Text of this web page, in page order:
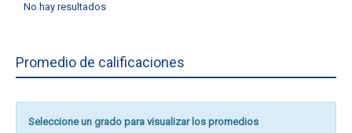
No hay resultados
Promedio de calificaciones
Seleccione un grado para visualizar los promedios